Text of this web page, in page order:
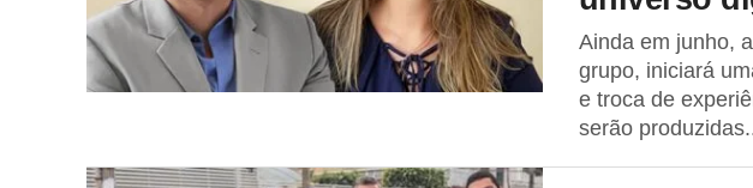
Ainda em junho,
grupo, iniciará
e troca de
serão